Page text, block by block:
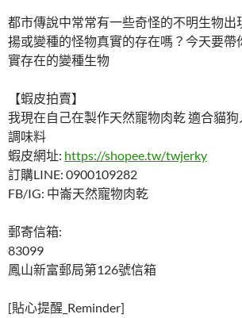
都市傳說中常常有一些奇怪的不明生物出
揚或變種的怪物真實的存在嗎？今天要帶
實存在的變種生物
【蝦皮拍賣】
我現在自己在製作天然寵物肉乾 適合貓狗
調味料
蝦皮網址: https://shopee.tw/twjerky
訂購LINE: 0900109282
FB/IG: 中崙天然寵物肉乾
郵寄信箱:
83099
鳳山新富郵局第126號信箱
[貼心提醒_Reminder]